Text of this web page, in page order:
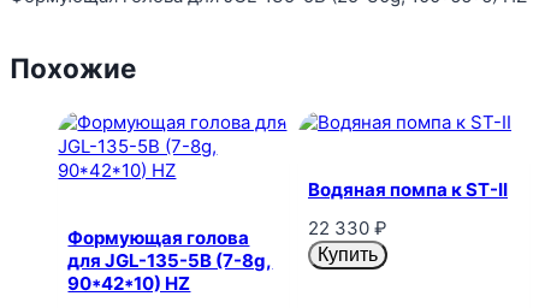
Похожие
Формующая голова
для JGL-135-5B (7-8g,
90*42*10) HZ
Водяная помпа к ST-II
22 330 ₽
Купить